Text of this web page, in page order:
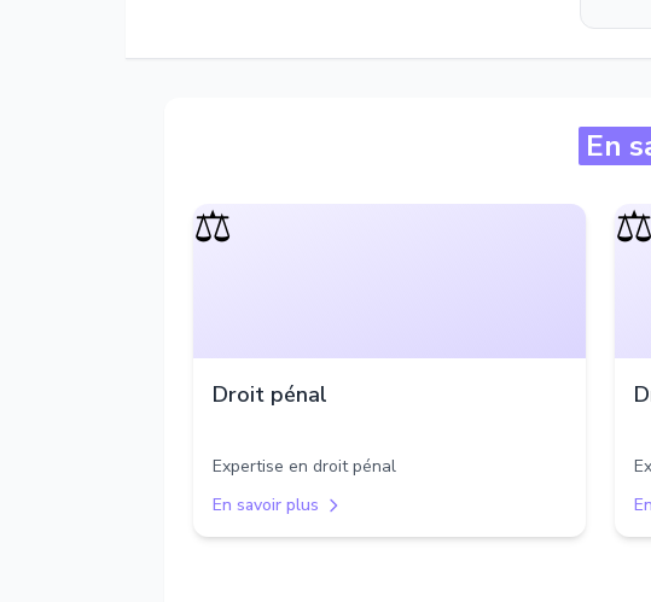
En
⚖️
Droit pénal
Expertise en droit pénal
En savoir plus
⚖️